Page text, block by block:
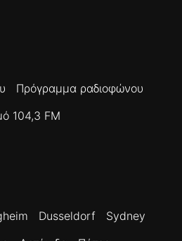
Πρόγραμμα ραδιοφώνου
104,3 FM
Dusseldorf
Sydney